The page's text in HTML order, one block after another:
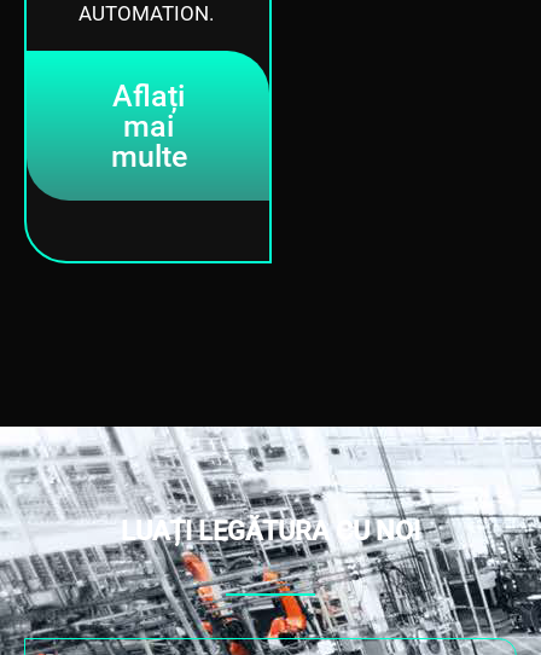
AUTOMATION.
Aflați
mai
multe
LUAȚI LEGĂTURA CU NOI